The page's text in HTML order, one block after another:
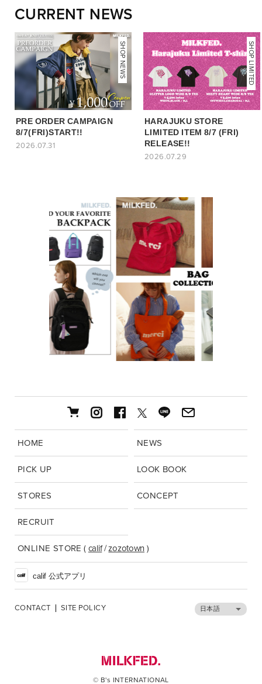
CURRENT NEWS
NEWS
SHOP NEWS
PRE ORDER CAMPAIGN
8/7(FRI)START!!
2026.07.31
SHOP LIMITED
HARAJUKU STORE
LIMITED ITEM 8/7 (FRI)
RELEASE!!
2026.07.29
HOME NEWS
PICK UP LOOK BOOK
STORES CONCEPT
RECRUIT
ONLINE STORE ( calif/zozotown )
calif 公式アプリ
CONTACT SITE POLICY 日本語
© B's INTERNATIONAL